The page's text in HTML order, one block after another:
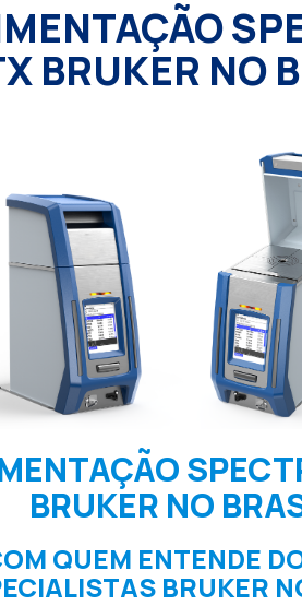
BRUKER NO
BRUKER NO
QUEM ENTENDE
BRUKER